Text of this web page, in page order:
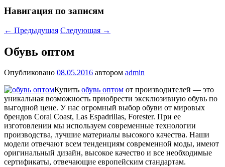
Навигация по записям
← Предыдущая Следующая →
Обувь оптом
Опубликовано 08.05.2016 автором admin
Купить обувь оптом от производителей — это
уникальная возможность приобрести эксклюзивную обувь по
выгодной цене. У нас огромный выбор обуви от мировых
брендов Coral Coast, Las Espadrillas, Forester. При ее
изготовлении мы используем современные технологии
производства, лучшие материалы высокого качества. Наши
модели отвечают всем тенденциям современной моды, имеют
оригинальный дизайн, высокое качество и все необходимые
сертификаты, отвечающие европейским стандартам.